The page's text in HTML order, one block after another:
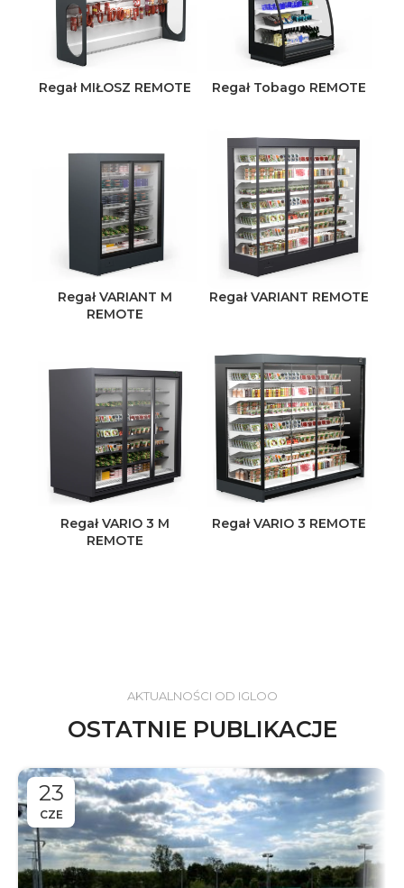
Regał MIŁOSZ REMOTE Regał Tobago REMOTE
Regał VARIANT M
REMOTE
Regał VARIANT REMOTE
Regał VARIO 3 M
REMOTE
Regał VARIO 3 REMOTE
AKTUALNOŚCI OD IGLOO
OSTATNIE PUBLIKACJE
23
CZE